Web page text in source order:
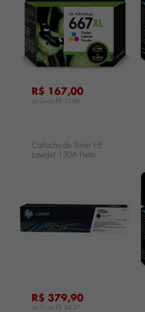
R$ 167,00
ou 3x de R$ 55,66
Cartucho de Toner HP
LaserJet 130A Preto -
R$ 379,90
ou 7x de R$ 54,27